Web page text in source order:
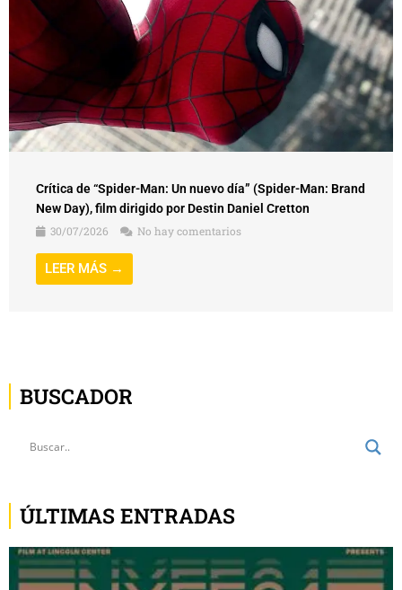
Crítica de “Spider-Man: Un nuevo día” (Spider-Man: Brand
New Day), film dirigido por Destin Daniel Cretton
30/07/2026
No hay comentarios
LEER MÁS →
BUSCADOR
ÚLTIMAS ENTRADAS